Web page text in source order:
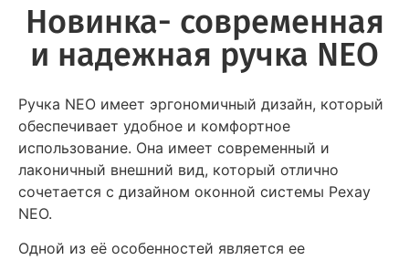
Новинка- современная
и надежная ручка NEO
Ручка NEO имеет эргономичный дизайн, который
обеспечивает удобное и комфортное
использование. Она имеет современный и
лаконичный внешний вид, который отлично
сочетается с дизайном оконной системы Рехау
NEO.
Одной из её особенностей является ее